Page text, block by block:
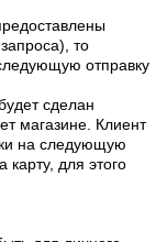
то
отправку
сделан
магазине. Клиент
на следующую
для этого